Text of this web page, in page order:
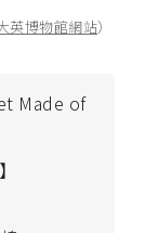
英博物館網站）
Made of